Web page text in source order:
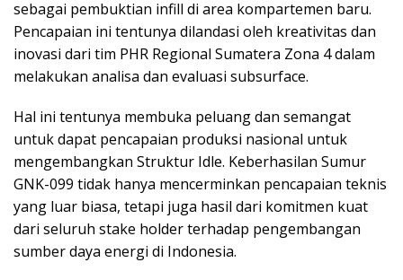
sebagai pembuktian infill di area kompartemen baru.
Pencapaian ini tentunya dilandasi oleh kreativitas dan
inovasi dari tim PHR Regional Sumatera Zona 4 dalam
melakukan analisa dan evaluasi subsurface.
Hal ini tentunya membuka peluang dan semangat
untuk dapat pencapaian produksi nasional untuk
mengembangkan Struktur Idle. Keberhasilan Sumur
GNK-099 tidak hanya mencerminkan pencapaian teknis
yang luar biasa, tetapi juga hasil dari komitmen kuat
dari seluruh stake holder terhadap pengembangan
sumber daya energi di Indonesia.